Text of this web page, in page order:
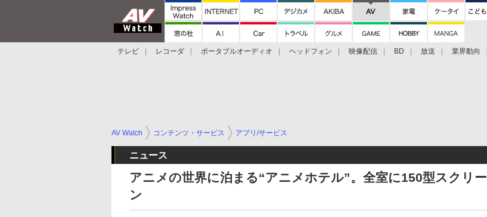
テレビ レコーダ ポータブルオーディオ ヘッドフォン 映像配信 BD 放送 業界動向
AV Watch コンテンツ・サービス アプリ/サービス
ニュース
アニメの世界に泊まる“アニメホテル”。全室に150型スクリー
ン